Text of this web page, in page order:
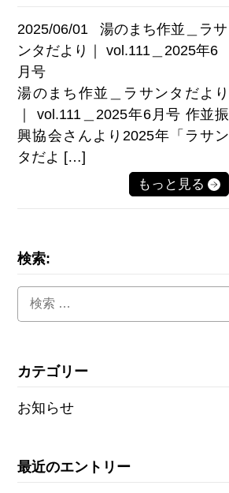
2025/06/01
湯のまち作並＿ラサ
ンタだより｜ vol.111＿2025年6
月号
湯のまち作並＿ラサンタだより
｜ vol.111＿2025年6月号 作並振
興協会さんより2025年「ラサン
タだよ […]
もっと見る
検索:
カテゴリー
お知らせ
最近のエントリー